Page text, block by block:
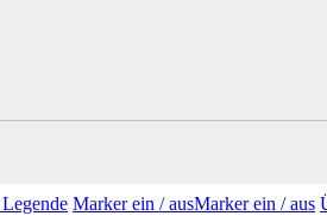
Legende Marker ein /ausMarkerein / aus